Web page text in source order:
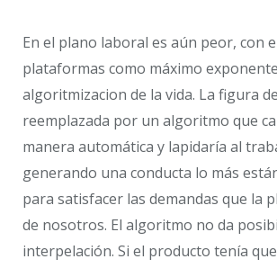
En el plano laboral es aún peor, con
plataformas como máximo
algoritmizacion de la vida. La figura
reemplazada por un algoritmo que
manera automática y lapidaría al
generando una conducta lo más
para satisfacer las demandas que la
de nosotros. El algoritmo no da
interpelación. Si el producto tenía